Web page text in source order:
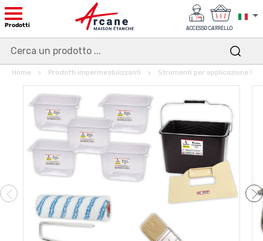
Prodotti ACCESSO CARRELLO
Home Prodotti impermeabilizzanti Strumenti per applicazione